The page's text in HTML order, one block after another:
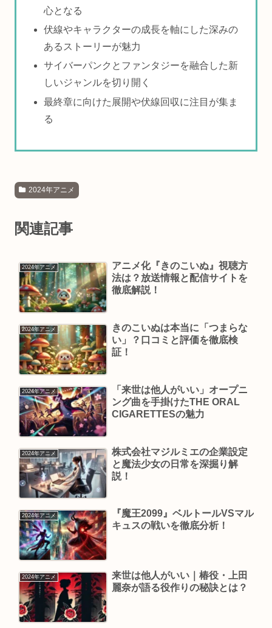
心となる
伏線やキャラクターの成長を軸にした深みの
あるストーリーが魅力
サイバーパンクとファンタジーを融合した新
しいジャンルを切り開く
最終章に向けた展開や伏線回収に注目が集ま
る
2024年アニメ
関連記事
2024年アニメ
アニメ化『きのこいぬ』視聴方
法は？放送情報と配信サイトを
徹底解説！
2024年アニメ
きのこいぬは本当に「つまらな
い」？口コミと評価を徹底検
証！
2024年アニメ
「来世は他人がいい」オープニ
ング曲を手掛けたTHE ORAL
CIGARETTESの魅力
2024年アニメ
株式会社マジルミエの企業設定
と魔法少女の日常を深掘り解
説！
2024年アニメ
『魔王2099』ベルトールVSマル
キュスの戦いを徹底分析！
2024年アニメ
来世は他人がいい｜椿役・上田
麗奈が語る役作りの秘訣とは？